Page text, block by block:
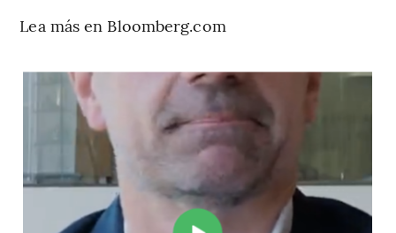
Lea más en Bloomberg.com